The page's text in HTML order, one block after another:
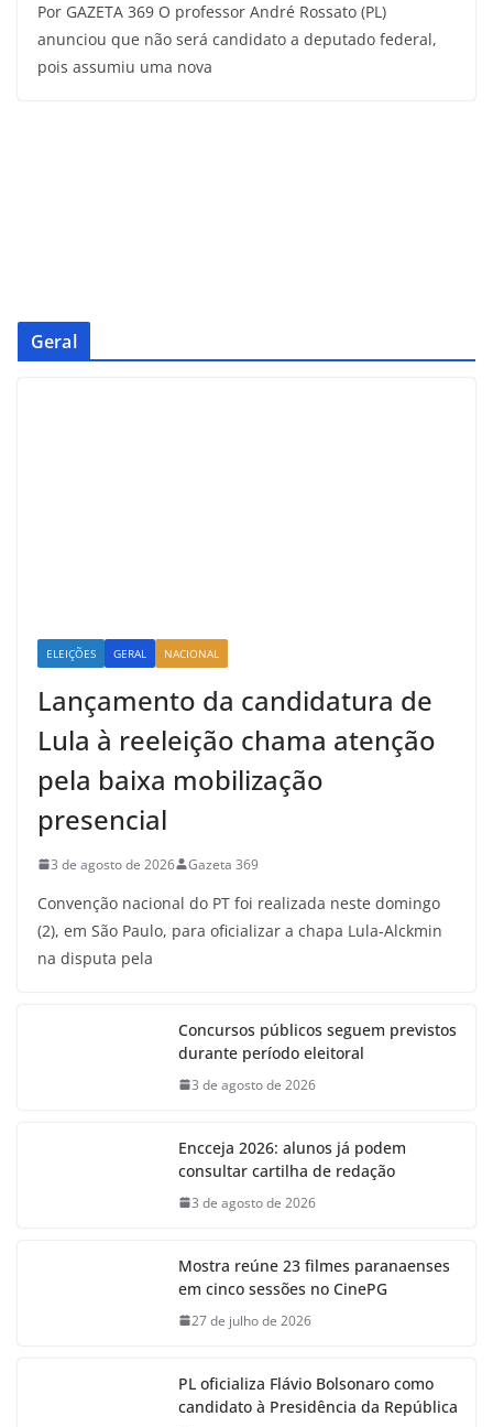
Por GAZETA 369 O professor André Rossato (PL)
anunciou que não será candidato a deputado federal,
pois assumiu uma nova
Geral
ELEIÇÕES GERAL NACIONAL
Lançamento da candidatura de
Lula à reeleição chama atenção
pela baixa mobilização
presencial
3 de agosto de 2026 Gazeta 369
Convenção nacional do PT foi realizada neste domingo
(2), em São Paulo, para oficializar a chapa Lula-Alckmin
na disputa pela
Concursos públicos seguem previstos
durante período eleitoral
3 de agosto de 2026
Encceja 2026: alunos já podem
consultar cartilha de redação
3 de agosto de 2026
Mostra reúne 23 filmes paranaenses
em cinco sessões no CinePG
27 de julho de 2026
PL oficializa Flávio Bolsonaro como
candidato à Presidência da República